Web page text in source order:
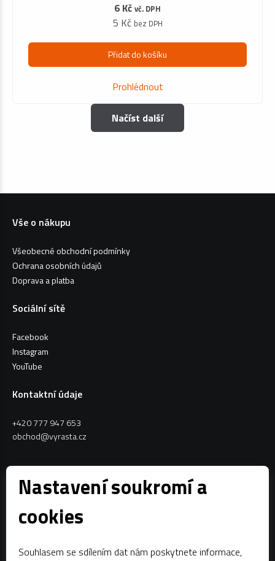
6 Kč vč. DPH
5 Kč bez DPH
Přidat do košíku
Prohlédnout
Načíst další
Vše o nákupu
Všeobecné obchodní podmínky
Ochrana osobních údajů
Doprava a platba
Sociální sítě
Facebook
Instagram
YouTube
Kontaktní údaje
+420 777 947 653
obchod@vyrasta.cz
Kontakty
Spytihněv 145
Nastavení soukromí a
cookies
Souhlasem se sdílením dat nám poskytnete informace,